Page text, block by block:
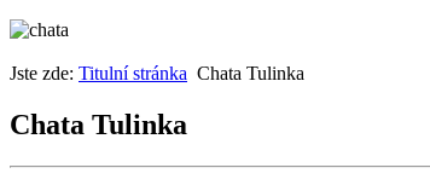
Jste zde: Titulní stránka Chata Tulinka
Chata Tulinka